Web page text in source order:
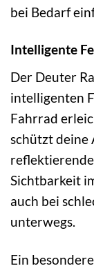
bei Bedarf
Intelligente
Der Deuter
intelligenten
Fahrrad
schützt deine
Sichtbarkeit
auch bei
unterwegs.
Ein